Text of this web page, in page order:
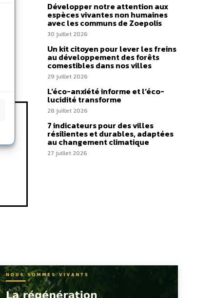
Développer notre attention aux
espèces vivantes non humaines
avec les communs de Zoepolis
30 juillet 2026
Un kit citoyen pour lever les freins
au développement des forêts
comestibles dans nos villes
29 juillet 2026
L’éco-anxiété informe et l’éco-
lucidité transforme
28 juillet 2026
7 indicateurs pour des villes
résilientes et durables, adaptées
au changement climatique
27 juillet 2026